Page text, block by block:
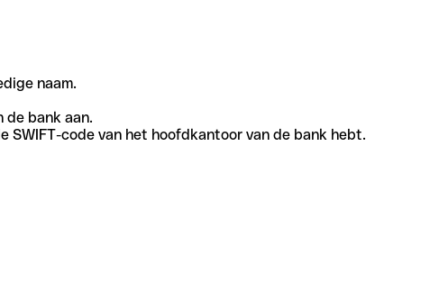
naam.
de bank aan.
code van het hoofdkantoor van de bank hebt.